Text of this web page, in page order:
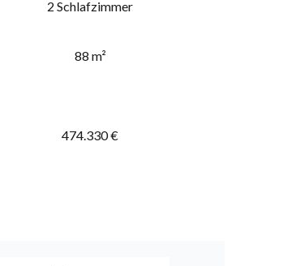
2 Schlafzimmer
88 m²
474.330 €